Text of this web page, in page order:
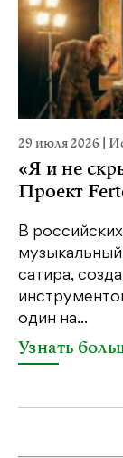
29 июля 2026
«Я и не
Проект
В
музыкальный
сатира,
один на...
Узнать